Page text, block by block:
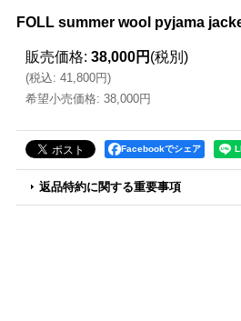
FOLL summer wool pyjama
販売価格: 38,000円 (税別)
(税込: 41,800円)
希望小売価格: 38,000円
Facebookでシェア
返品特約に関する重要事項